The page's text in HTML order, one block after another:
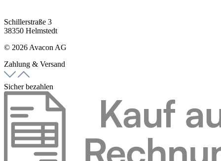
Schillerstraße 3
38350 Helmstedt
© 2026 Avacon AG
Zahlung & Versand
Sicher bezahlen